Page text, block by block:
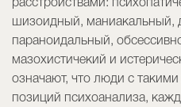
расстройствами:
шизоидный, маниакальный,
параноидальный,
мaзохистичекий и
означают, что люди с
позиций психоанализа,